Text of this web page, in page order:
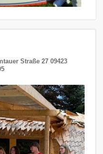
Straße 27 09423